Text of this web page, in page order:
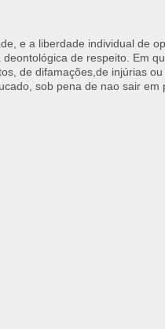
e a liberdade individual de
de respeito. Em
de difamações,de injúrias ou
sob pena de nao sair em